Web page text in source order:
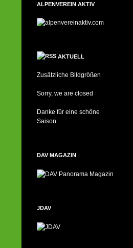
ALPENVEREIN AKTIV
AKTUELL
Zusätzliche Bildgrößen
Sorry, we are closed
Danke für eine schöne
Saison
DAV MAGAZIN
JDAV